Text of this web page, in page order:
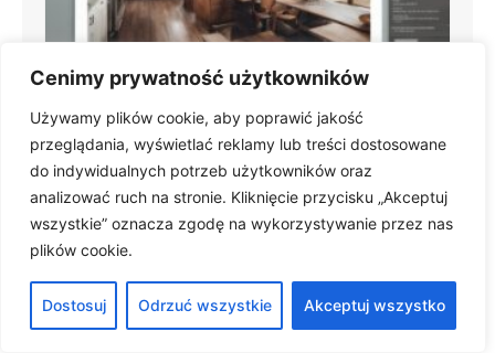
Cenimy prywatność użytkowników
Używamy plików cookie, aby poprawić jakość
przeglądania, wyświetlać reklamy lub treści dostosowane
do indywidualnych potrzeb użytkowników oraz
analizować ruch na stronie. Kliknięcie przycisku „Akceptuj
wszystkie” oznacza zgodę na wykorzystywanie przez nas
plików cookie.
Dostosuj Odrzuć wszystkie Akceptuj wszystko
Maksymalna długość krokwi bez podparcia –
kluczowe informacje dla więźby